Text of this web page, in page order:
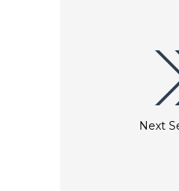
umliegende Topographie
grünen Hügel erkunden.
Next